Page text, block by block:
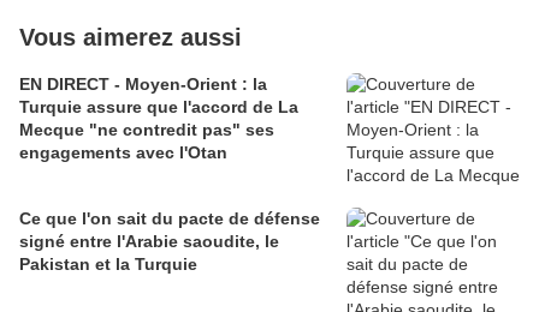
Vous aimerez aussi
EN DIRECT - Moyen-Orient : la
Turquie assure que l'accord de La
Mecque "ne contredit pas" ses
engagements avec l'Otan
Ce que l'on sait du pacte de défense
signé entre l'Arabie saoudite, le
Pakistan et la Turquie